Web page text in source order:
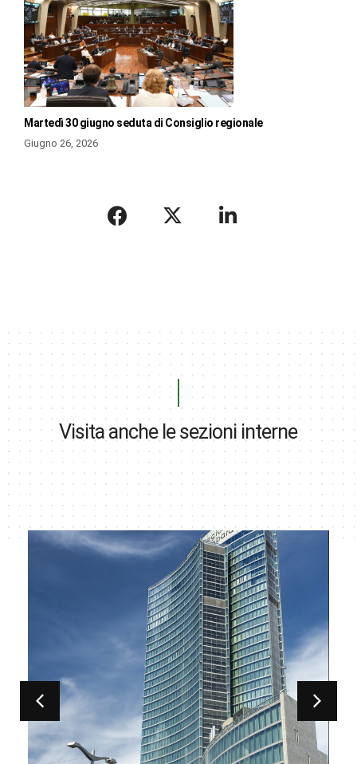
Martedì 30 giugno seduta di Consiglio regionale
Giugno 26, 2026
Visita anche le sezioni interne